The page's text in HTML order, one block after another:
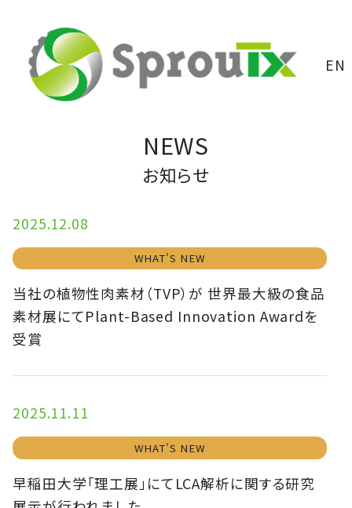
EN
NEWS
お知らせ
2025.12.08
WHAT'S NEW
当社の植物性肉素材（TVP）が 世界最大級の食品
素材展にてPlant-Based Innovation Awardを
受賞
2025.11.11
WHAT'S NEW
早稲田大学「理工展」にてLCA解析に関する研究